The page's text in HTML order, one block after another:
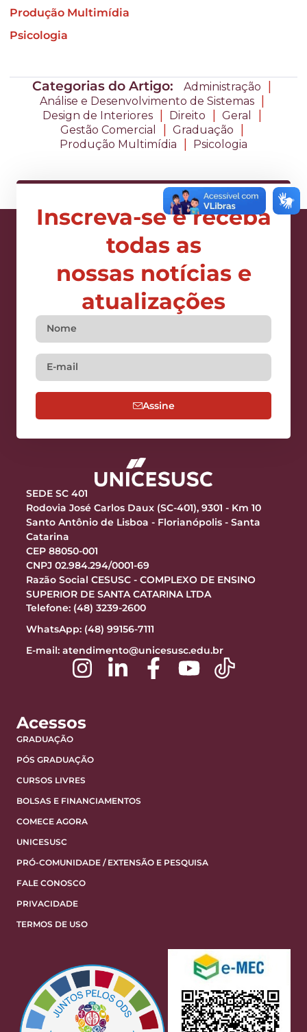
Produção Multimídia
Psicologia
Categorias do Artigo: Administração |
Análise e Desenvolvimento de Sistemas |
Design de Interiores | Direito | Geral |
Gestão Comercial | Graduação |
Produção Multimídia | Psicologia
Inscreva-se e receba
todas as
nossas notícias e
atualizações
Assine
SEDE SC 401
Rodovia José Carlos Daux (SC-401), 9301 - Km 10
Santo Antônio de Lisboa - Florianópolis - Santa
Catarina
CEP 88050-001
CNPJ 02.984.294/0001-69
Razão Social CESUSC - COMPLEXO DE ENSINO
SUPERIOR DE SANTA CATARINA LTDA
Telefone: (48) 3239-2600
WhatsApp: (48) 99156-7111
E-mail: atendimento@unicesusc.edu.br
Acessos
GRADUAÇÃO
PÓS GRADUAÇÃO
CURSOS LIVRES
BOLSAS E FINANCIAMENTOS
COMECE AGORA
UNICESUSC
PRÓ-COMUNIDADE / EXTENSÃO E PESQUISA
FALE CONOSCO
PRIVACIDADE
TERMOS DE USO